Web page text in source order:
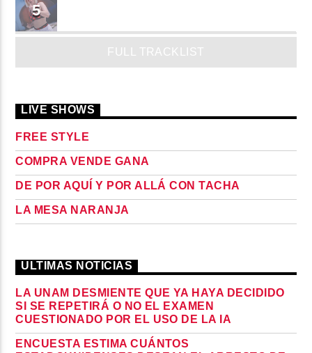
5
FULL TRACKLIST
LIVE SHOWS
FREE STYLE
COMPRA VENDE GANA
DE POR AQUÍ Y POR ALLÁ CON TACHA
LA MESA NARANJA
ULTIMAS NOTICIAS
LA UNAM DESMIENTE QUE YA HAYA DECIDIDO
SI SE REPETIRÁ O NO EL EXAMEN
CUESTIONADO POR EL USO DE LA IA
ENCUESTA ESTIMA CUÁNTOS